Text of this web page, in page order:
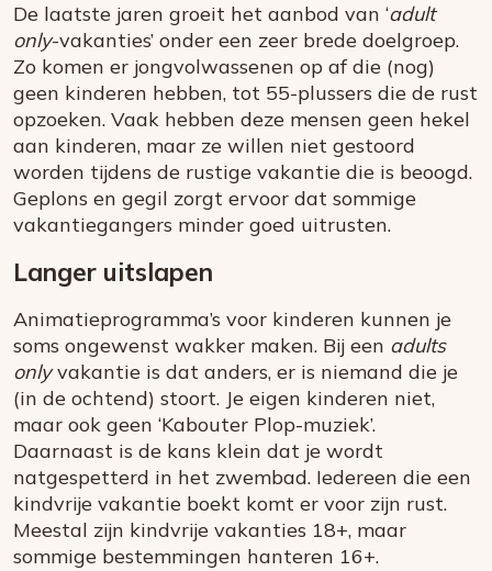
De laatste jaren groeit het aanbod van ‘adult
only-vakanties’ onder een zeer brede doelgroep.
Zo komen er jongvolwassenen op af die (nog)
geen kinderen hebben, tot 55-plussers die de rust
opzoeken. Vaak hebben deze mensen geen hekel
aan kinderen, maar ze willen niet gestoord
worden tijdens de rustige vakantie die is beoogd.
Geplons en gegil zorgt ervoor dat sommige
vakantiegangers minder goed uitrusten.
Langer uitslapen
Animatieprogramma’s voor kinderen kunnen je
soms ongewenst wakker maken. Bij een adults
onlyvakantie is dat anders, er is niemand die je
(in de ochtend) stoort. Je eigen kinderen niet,
maar ook geen ‘Kabouter Plop-muziek’.
Daarnaast is de kans klein dat je wordt
natgespetterd in het zwembad. Iedereen die een
kindvrije vakantie boekt komt er voor zijn rust.
Meestal zijn kindvrije vakanties 18+, maar
sommige bestemmingen hanteren 16+.